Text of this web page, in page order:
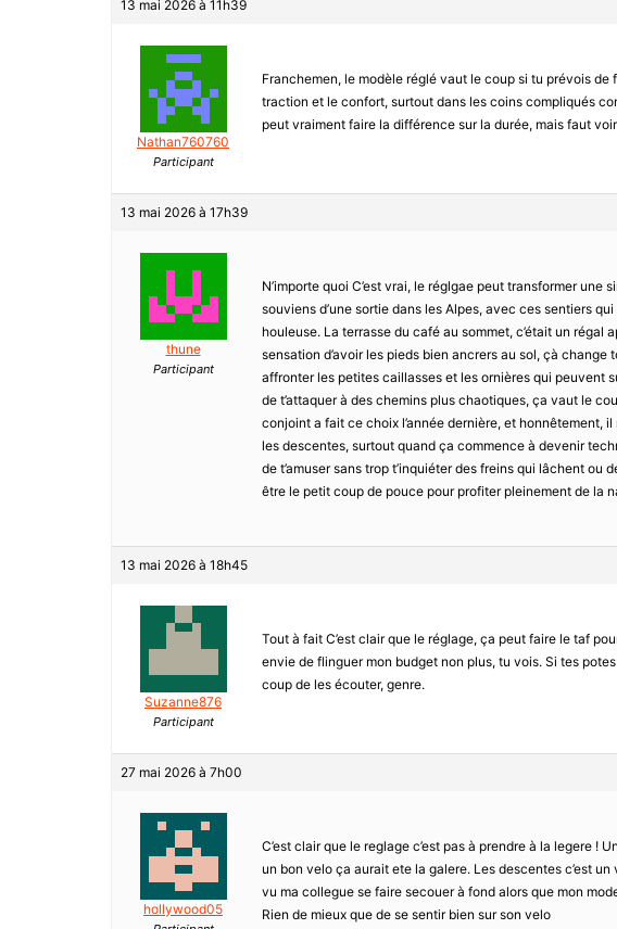
13 mai 2026 à 11h39
Nathan760760
Participant
Franchemen, le modèle réglé vaut le coup si tu prévois
traction et le confort, surtout dans les coins compliqués
peut vraiment faire la différence sur la durée, mais faut
13 mai 2026 à 17h39
thune
Participant
N’importe quoi C’est vrai, le réglgae peut transformer
souviens d’une sortie dans les Alpes, avec ces sentiers
houleuse. La terrasse du café au sommet, c’était un régal
sensation d’avoir les pieds bien ancrers au sol, çà change
affronter les petites caillasses et les ornières qui peuvent
de t’attaquer à des chemins plus chaotiques, ça vaut le
conjoint a fait ce choix l’année dernière, et honnêtement,
les descentes, surtout quand ça commence à devenir
de t’amuser sans trop t’inquiéter des freins qui lâchent ou
être le petit coup de pouce pour profiter pleinement de la
13 mai 2026 à 18h45
Suzanne876
Participant
Tout à fait C’est clair que le réglage, ça peut faire le taf
envie de flinguer mon budget non plus, tu vois. Si tes
coup de les écouter, genre.
27 mai 2026 à 7h00
hollywood05
C’est clair que le reglage c’est pas à prendre à la legere !
un bon velo ça aurait ete la galere. Les descentes c’est un
vu ma collegue se faire secouer à fond alors que mon
Rien de mieux que de se sentir bien sur son velo